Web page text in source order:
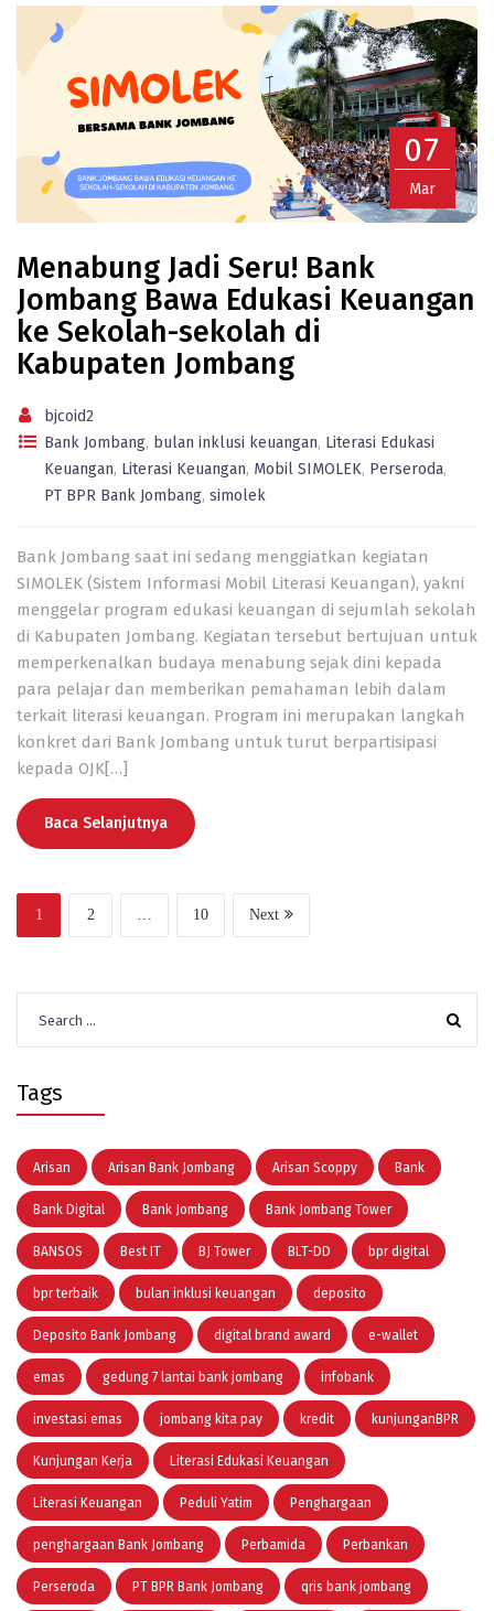
07
Mar
Menabung Jadi Seru! Bank
Jombang Bawa Edukasi Keuangan
ke Sekolah-sekolah di
Kabupaten Jombang
bjcoid2
Bank Jombang, bulan inklusi keuangan, Literasi Edukasi
Keuangan, Literasi Keuangan, Mobil SIMOLEK, Perseroda,
PT BPR Bank Jombang, simolek
Bank Jombang saat ini sedang menggiatkan kegiatan
SIMOLEK (Sistem Informasi Mobil Literasi Keuangan), yakni
menggelar program edukasi keuangan di sejumlah sekolah
di Kabupaten Jombang. Kegiatan tersebut bertujuan untuk
memperkenalkan budaya menabung sejak dini kepada
para pelajar dan memberikan pemahaman lebih dalam
terkait literasi keuangan. Program ini merupakan langkah
konkret dari Bank Jombang untuk turut berpartisipasi
kepada OJK[…]
Baca Selanjutnya
1 2 … 10 Next
for:
Tags
Arisan Arisan Bank Jombang Arisan Scoppy Bank
Bank Digital Bank Jombang Bank Jombang Tower
BANSOS Best IT BJ Tower BLT-DD bpr digital
bpr terbaik bulan inklusi keuangan deposito
Deposito Bank Jombang digital brand award e-wallet
emas gedung 7 lantai bank jombang infobank
investasi emas jombang kita pay kredit kunjunganBPR
Kunjungan Kerja Literasi Edukasi Keuangan
Literasi Keuangan Peduli Yatim Penghargaan
penghargaan Bank Jombang Perbamida Perbankan
Perseroda PT BPR Bank Jombang qris bank jombang